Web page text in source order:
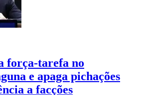
força-tarefa no
e apaga pichações
a facções